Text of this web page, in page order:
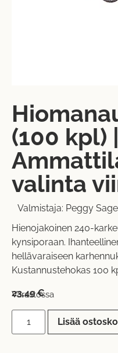
(100 kpl) |
valinta
Valmistaja: Peggy Sage
Hienojakoinen 240-
kynsiporaan.
hellävaraiseen
Kustannustehokas 100
23,49€
Varastossa
Lisää